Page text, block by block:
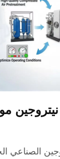
نيتروجين
الصناعي